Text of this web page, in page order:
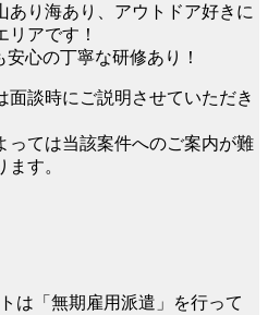
り海あり、アウトドア好きに
リアです！
心の丁寧な研修あり！
面談時にご説明させていただき
っては当該案件へのご案内が難
ます。
は「無期雇用派遣」を行って